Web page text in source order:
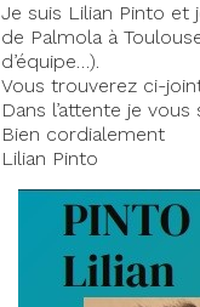
Je suis Lilian Pinto et
de Palmola à
d’équipe…).
Vous trouverez ci-
Dans l’attente je
Bien cordialement
Lilian Pinto